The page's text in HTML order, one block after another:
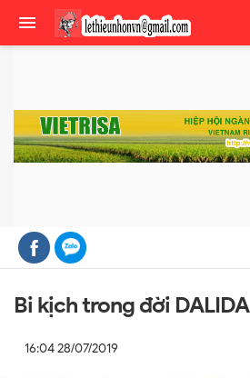
Bi kịch trong đời DALIDA
16:04 28/07/2019